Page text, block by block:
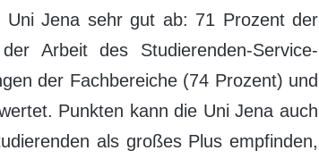
Uni Jena sehr gut ab: 71 Prozent der
Arbeit des Studierenden-Service-
der Fachbereiche (74 Prozent) und
Punkten kann die Uni Jena auch
als großes Plus empfinden,